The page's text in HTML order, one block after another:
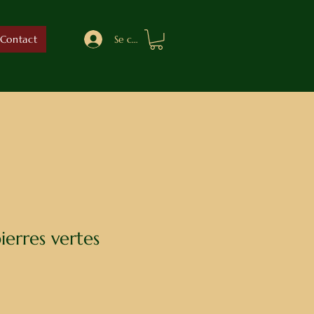
Contact Se connecter
vertes